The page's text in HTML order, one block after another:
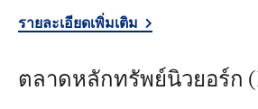
รายละเอียดเพิ่มเติม
ตลาดหลักทรัพย์นิวยอร์ก